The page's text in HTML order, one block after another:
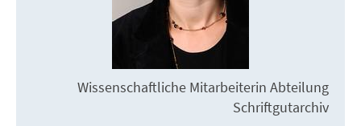
Wissenschaftliche Mitarbeiterin Abteilung
Schriftgutarchiv